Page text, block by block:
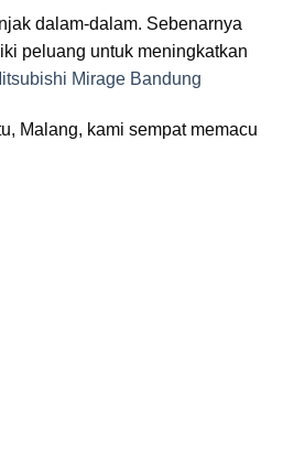
dalam-dalam. Sebenarnya
peluang untuk meningkatkan
Mirage Bandung
Malang, kami sempat memacu